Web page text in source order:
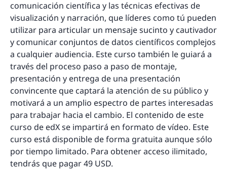
comunicación científica y las técnicas efectivas de
visualización y narración, que líderes como tú pueden
utilizar para articular un mensaje sucinto y cautivador
y comunicar conjuntos de datos científicos complejos
a cualquier audiencia. Este curso también le guiará a
través del proceso paso a paso de montaje,
presentación y entrega de una presentación
convincente que captará la atención de su público y
motivará a un amplio espectro de partes interesadas
para trabajar hacia el cambio. El contenido de este
curso de edX se impartirá en formato de vídeo. Este
curso está disponible de forma gratuita aunque sólo
por tiempo limitado. Para obtener acceso ilimitado,
tendrás que pagar 49 USD.